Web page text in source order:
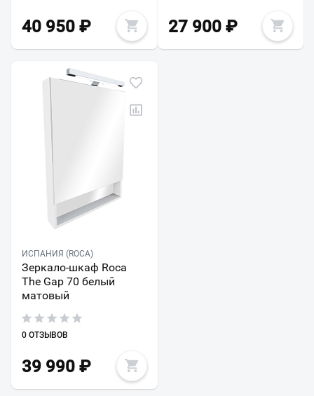
40 950 ₽ 27 900₽
ИСПАНИЯ (ROCA)
Зеркало-шкаф Roca
The Gap 70 белый
матовый
0 ОТЗЫВОВ
39 990 ₽